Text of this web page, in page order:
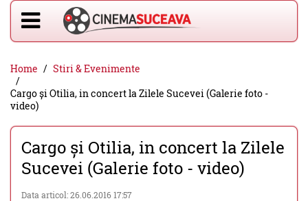
Home
Stiri & Evenimente
Cargo și Otilia, in concert la Zilele Sucevei (Galerie foto -
video)
Cargo și Otilia, in concert la Zilele
Sucevei (Galerie foto - video)
Data articol: 26.06.2016 17:57